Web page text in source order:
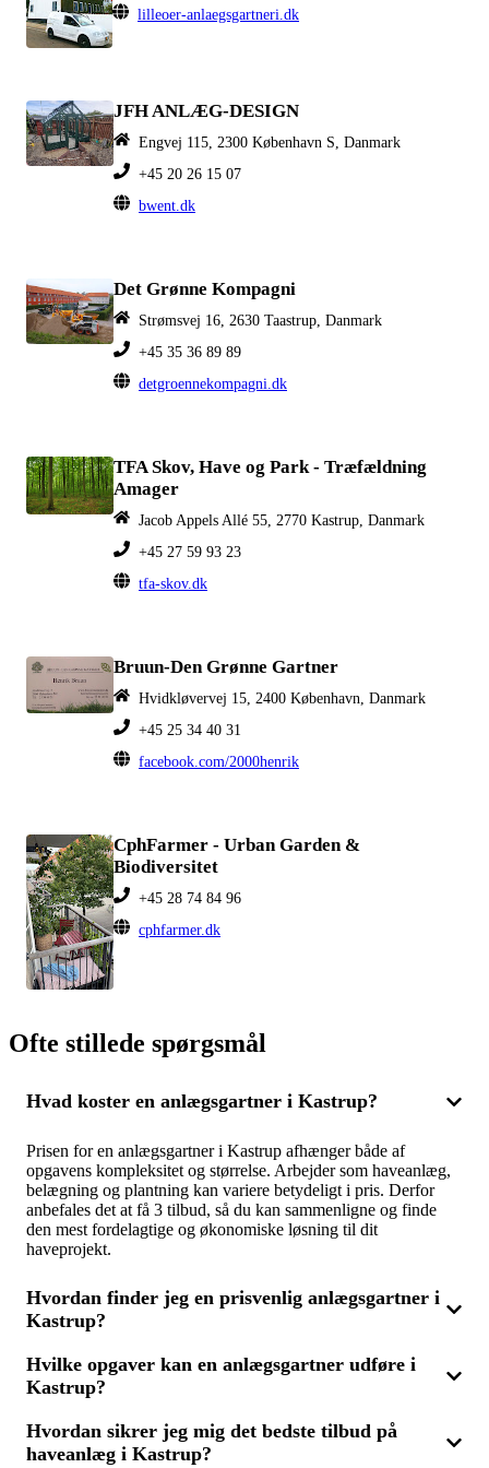
lilleoer-anlaegsgartneri.dk
JFH ANLÆG-DESIGN
Engvej 115, 2300 København S, Danmark
+45 20 26 15 07
bwent.dk
Det Grønne Kompagni
Strømsvej 16, 2630 Taastrup, Danmark
+45 35 36 89 89
detgroennekompagni.dk
TFA Skov, Have og Park - Træfældning
Amager
Jacob Appels Allé 55, 2770 Kastrup, Danmark
+45 27 59 93 23
tfa-skov.dk
Bruun-Den Grønne Gartner
Hvidkløvervej 15, 2400 København, Danmark
+45 25 34 40 31
facebook.com/2000henrik
CphFarmer - Urban Garden &
Biodiversitet
+45 28 74 84 96
cphfarmer.dk
Ofte stillede spørgsmål
Hvad koster en anlægsgartner i Kastrup?
Prisen for en anlægsgartner i Kastrup afhænger både af
opgavens kompleksitet og størrelse. Arbejder som haveanlæg,
belægning og plantning kan variere betydeligt i pris. Derfor
anbefales det at få 3 tilbud, så du kan sammenligne og finde
den mest fordelagtige og økonomiske løsning til dit
haveprojekt.
Hvordan finder jeg en prisvenlig anlægsgartner i
Kastrup?
Vil du finde en overkommelig anlægsgartner i Kastrup, er det
klogt at sammenligne flere tilbud fra forskellige fagfolk. Ved at
gå på kompromis med kvaliteten. Husk også at tjekke
anmeldelser og anbefalinger for at sikre, at du vælger den rette
Hvilke opgaver kan en anlægsgartner udføre i
Kastrup?
En anlægsgartner i Kastrup kan tage sig af mange forskellige
opgaver inden for haveanlæg, som fx belægning af terrasser og
Hvordan sikrer jeg mig det bedste tilbud på
haveanlæg i Kastrup?